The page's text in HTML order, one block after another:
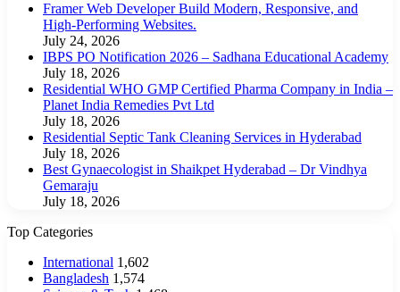
Framer Web Developer Build Modern, Responsive, and
High-Performing Websites.
July 24, 2026
IBPS PO Notification 2026 – Sadhana Educational Academy
July 18, 2026
Residential WHO GMP Certified Pharma Company in India –
Planet India Remedies Pvt Ltd
July 18, 2026
Residential Septic Tank Cleaning Services in Hyderabad
July 18, 2026
Best Gynaecologist in Shaikpet Hyderabad – Dr Vindhya
Gemaraju
July 18, 2026
Top Categories
International 1,602
Bangladesh 1,574